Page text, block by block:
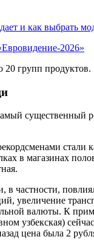
и как выбрать
2026»
20 групп продуктов.
существенный
стали
в магазинах
в частности,
увеличение
валюты. К
узбекская)
цена была 2